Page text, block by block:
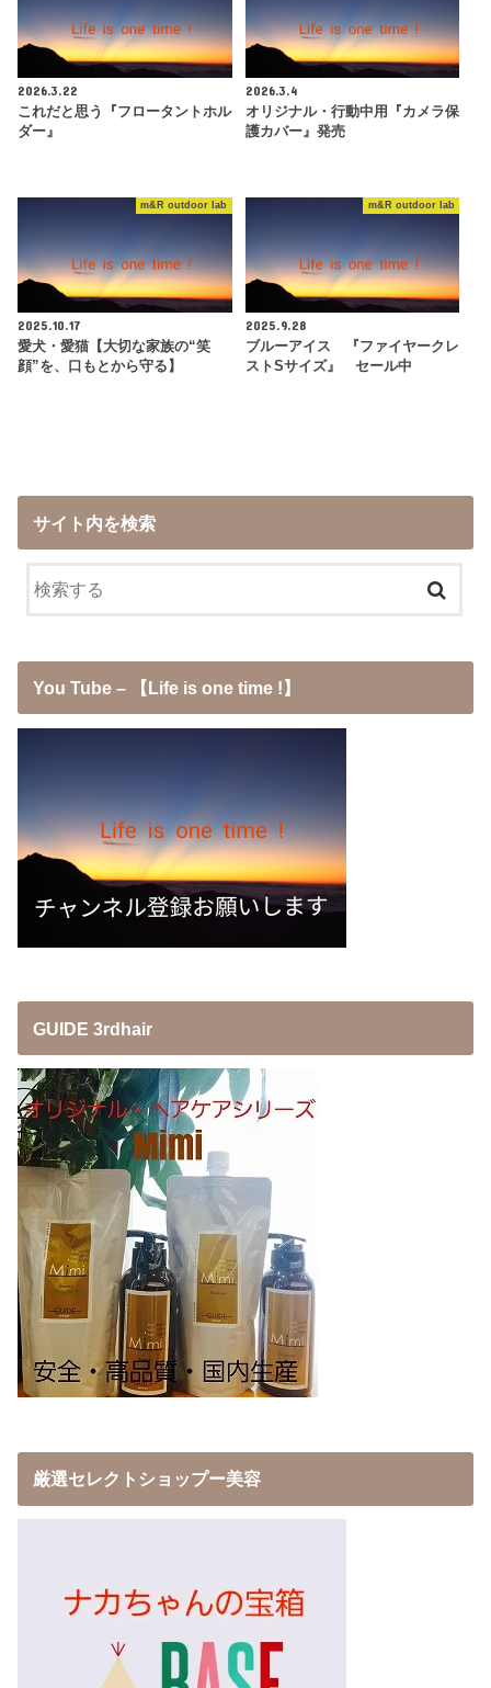
2026.3.22
これだと思う『フロータントホル
ダー』
2026.3.4
オリジナル・行動中用『カメラ保
護カバー』発売
m&R outdoor lab
2025.10.17
愛犬・愛猫【大切な家族の“笑
顔”を、口もとから守る】
m&R outdoor lab
2025.9.28
ブルーアイス 『ファイヤークレ
ストSサイズ』 セール中
サイト内を検索
You Tube – 【Life is one time !】
GUIDE 3rdhair
厳選セレクトショップー美容